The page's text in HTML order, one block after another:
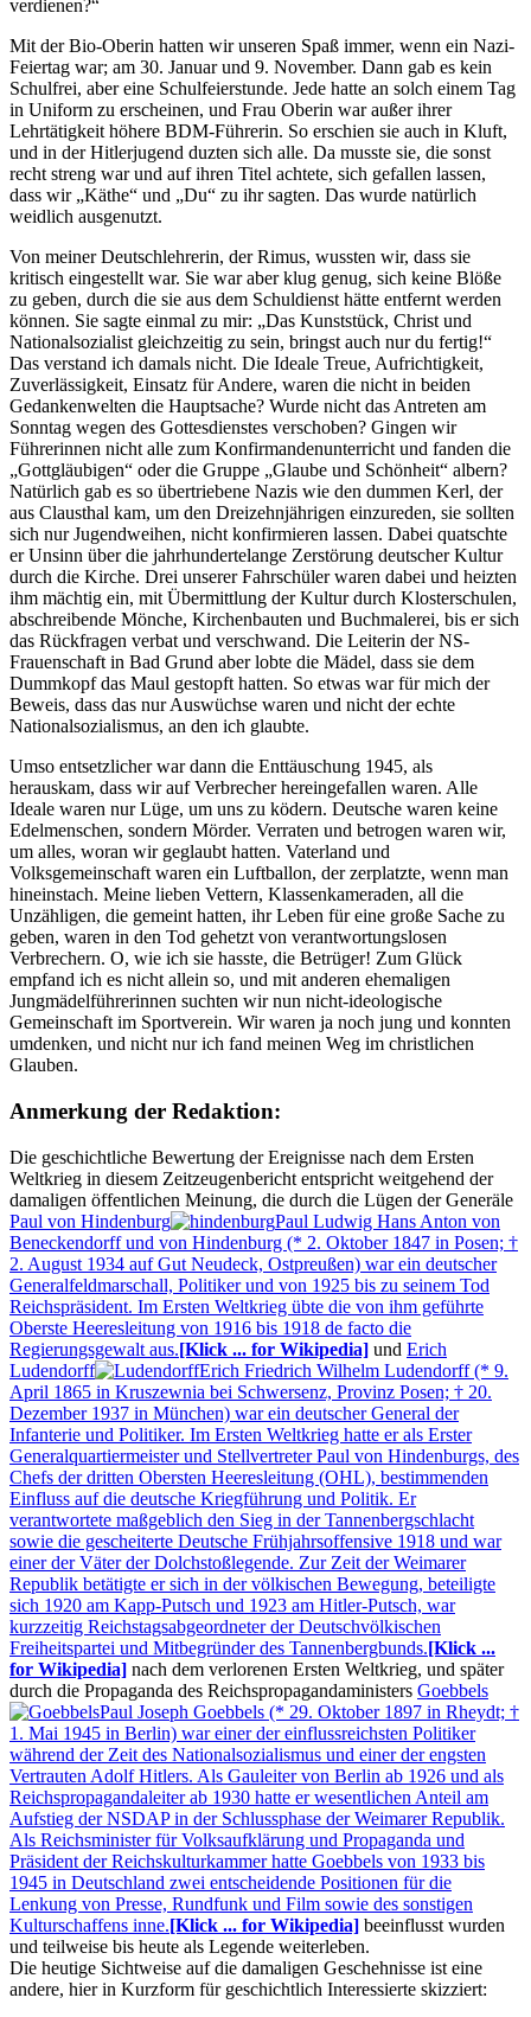
verdienen?
Mit der Bio-Oberin hatten wir unseren Spaß immer, wenn ein Nazi-
Feiertag war; am 30. Januar und 9. November. Dann gab es kein
Schulfrei, aber eine Schulfeierstunde. Jede hatte an solch einem Tag
in Uniform zu erscheinen, und Frau Oberin war außer ihrer
Lehrtätigkeit höhere BDM-Führerin. So erschien sie auch in Kluft,
und in der Hitlerjugend duzten sich alle. Da musste sie, die sonst
recht streng war und auf ihren Titel achtete, sich gefallen lassen,
dass wir Käthe und Du
zu ihr sagten. Das wurde natürlich
weidlich ausgenutzt.
Von meiner Deutschlehrerin, der Rimus, wussten wir, dass sie
kritisch eingestellt war. Sie war aber klug genug, sich keine Blöße
zu geben, durch die sie aus dem Schuldienst hätte entfernt werden
können. Sie sagte einmal zu mir:
Das Kunststück, Christ und
Nationalsozialist gleichzeitig zu sein, bringst auch nur du fertig!
Das verstand ich damals nicht. Die Ideale Treue, Aufrichtigkeit,
Zuverlässigkeit, Einsatz für Andere, waren die nicht in beiden
Gedankenwelten die Hauptsache? Wurde nicht das Antreten am
Sonntag wegen des Gottesdienstes verschoben? Gingen wir
Führerinnen nicht alle zum Konfirmandenunterricht und fanden die
Gottgläubigen
oder die Gruppe Glaube und Schönheit
albern?
Natürlich gab es so übertriebene Nazis wie den dummen Kerl, der
aus Clausthal kam, um den Dreizehnjährigen einzureden, sie sollten
sich nur Jugendweihen, nicht konfirmieren lassen. Dabei quatschte
er Unsinn über die jahrhundertelange Zerstörung deutscher Kultur
durch die Kirche. Drei unserer Fahrschüler waren dabei und heizten
ihm mächtig ein, mit Übermittlung der Kultur durch Klosterschulen,
abschreibende Mönche, Kirchenbauten und Buchmalerei, bis er sich
das Rückfragen verbat und verschwand. Die Leiterin der NS-
Frauenschaft in Bad Grund aber lobte die Mädel, dass sie dem
Dummkopf das Maul gestopft hatten. So etwas war für mich der
Beweis, dass das nur Auswüchse waren und nicht der echte
Nationalsozialismus, an den ich glaubte.
Umso entsetzlicher war dann die Enttäuschung 1945, als
herauskam, dass wir auf Verbrecher hereingefallen waren. Alle
Ideale waren nur Lüge, um uns zu ködern. Deutsche waren keine
Edelmenschen, sondern Mörder. Verraten und betrogen waren wir,
um alles, woran wir geglaubt hatten. Vaterland und
Volksgemeinschaft waren ein Luftballon, der zerplatzte, wenn man
hineinstach. Meine lieben Vettern, Klassenkameraden, all die
Unzähligen, die gemeint hatten, ihr Leben für eine große Sache zu
geben, waren in den Tod gehetzt von verantwortungslosen
Verbrechern. O, wie ich sie hasste, die Betrüger! Zum Glück
empfand ich es nicht allein so, und mit anderen ehemaligen
Jungmädelführerinnen suchten wir nun nicht-ideologische
Gemeinschaft im Sportverein. Wir waren ja noch jung und konnten
umdenken, und nicht nur ich fand meinen Weg im christlichen
Glauben.
Anmerkung der Redaktion:
Die geschichtliche Bewertung der Ereignisse nach dem Ersten
Weltkrieg in diesem Zeitzeugenbericht entspricht weitgehend der
damaligen öffentlichen Meinung, die durch die Lügen der Generäle
Paul von Hindenburg
Paul Ludwig Hans Anton von
Beneckendorff und von Hindenburg (* 2. Oktober 1847 in Posen; †
2. August 1934 auf Gut Neudeck, Ostpreußen) war ein deutscher
Generalfeldmarschall, Politiker und von 1925 bis zu seinem Tod
Reichspräsident. Im Ersten Weltkrieg übte die von ihm geführte
Oberste Heeresleitung von 1916 bis 1918 de facto die
Regierungsgewalt aus.[Klick ... for Wikipedia] und Erich
Ludendorff
Erich Friedrich Wilhelm Ludendorff (* 9.
April 1865 in Kruszewnia bei Schwersenz, Provinz Posen; † 20.
Dezember 1937 in München) war ein deutscher General der
Infanterie und Politiker. Im Ersten Weltkrieg hatte er als Erster
Generalquartiermeister und Stellvertreter Paul von Hindenburgs, des
Chefs der dritten Obersten Heeresleitung (OHL), bestimmenden
Einfluss auf die deutsche Kriegführung und Politik. Er
verantwortete maßgeblich den Sieg in der Tannenbergschlacht
sowie die gescheiterte Deutsche Frühjahrsoffensive 1918 und war
einer der Väter der Dolchstoßlegende. Zur Zeit der Weimarer
Republik betätigte er sich in der völkischen Bewegung, beteiligte
sich 1920 am Kapp-Putsch und 1923 am Hitler-Putsch, war
kurzzeitig Reichstagsabgeordneter der Deutschvölkischen
Freiheitspartei und Mitbegründer des Tannenbergbunds.[Klick ...
for Wikipedia] nach dem verlorenen Ersten Weltkrieg, und später
durch die Propaganda des Reichspropagandaministers Goebbels
Paul Joseph Goebbels (* 29. Oktober 1897 in Rheydt; †
1. Mai 1945 in Berlin) war einer der einflussreichsten Politiker
während der Zeit des Nationalsozialismus und einer der engsten
Vertrauten Adolf Hitlers. Als Gauleiter von Berlin ab 1926 und als
Reichspropagandaleiter ab 1930 hatte er wesentlichen Anteil am
Aufstieg der NSDAP in der Schlussphase der Weimarer Republik.
Als Reichsminister für Volksaufklärung und Propaganda und
Präsident der Reichskulturkammer hatte Goebbels von 1933 bis
1945 in Deutschland zwei entscheidende Positionen für die
Lenkung von Presse, Rundfunk und Film sowie des sonstigen
Kulturschaffens inne.[Klick ... for Wikipedia] beeinflusst wurden
und teilweise bis heute als Legende weiterleben.
Die heutige Sichtweise auf die damaligen Geschehnisse ist eine
andere, hier in Kurzform für geschichtlich Interessierte skizziert: